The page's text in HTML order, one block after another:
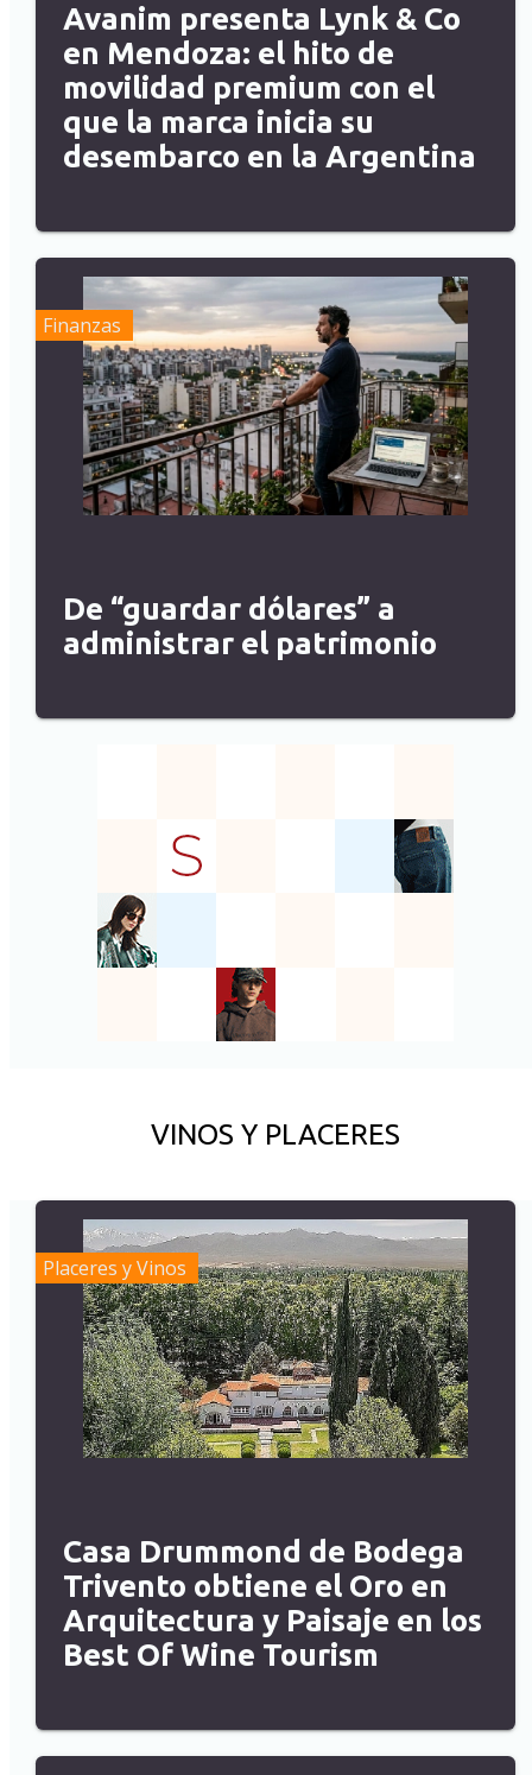
Avanim presenta Lynk & Co
en Mendoza: el hito de
movilidad premium con el
que la marca inicia su
desembarco en la Argentina
Finanzas
De “guardar dólares” a
administrar el patrimonio
VINOS Y PLACERES
Placeres y Vinos
Casa Drummond de Bodega
Trivento obtiene el Oro en
Arquitectura y Paisaje en los
Best Of Wine Tourism